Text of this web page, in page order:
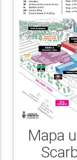
Mapa